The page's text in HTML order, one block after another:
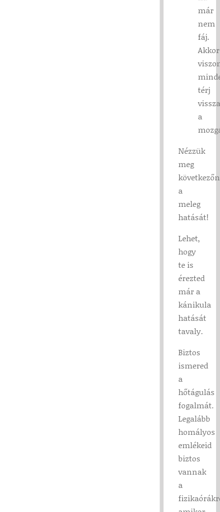
már
nem
fáj.
Akkor
térj
vissza
a
Nézzük
meg
a
meleg
hatását!
Lehet,
hogy
te is
érezted
már a
kánikula
hatását
tavaly.
Biztos
ismered
a
hőtágulás
fogalmát.
Legalább
homályos
emlékeid
biztos
vannak
a